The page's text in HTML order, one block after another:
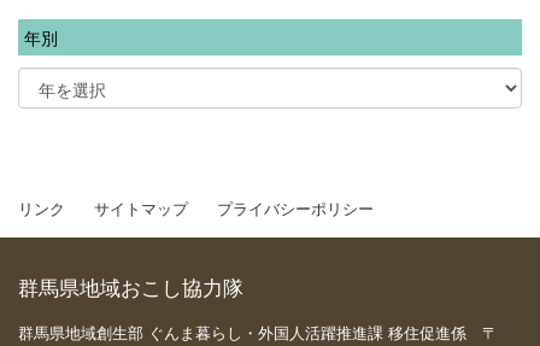
年別
リンク サイトマップ プライバシーポリシー
群馬県地域おこし協力隊
群馬県地域創生部 ぐんま暮らし・外国人活躍推進課 移住促進係 〒